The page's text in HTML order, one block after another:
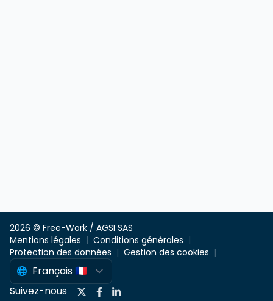
2026 © Free-Work / AGSI SAS
Mentions légales
Conditions générales
Protection des données
Gestion des cookies
Suivez-nous